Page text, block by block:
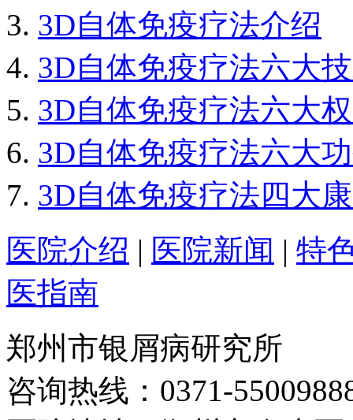
3D自体免疫疗法介绍
3D自体免疫疗法六大
3D自体免疫疗法六大
3D自体免疫疗法六大
3D自体免疫疗法四大
医院介绍 | 医院新闻 | 特
医指南
郑州市银屑病研究所
咨询热线：0371-